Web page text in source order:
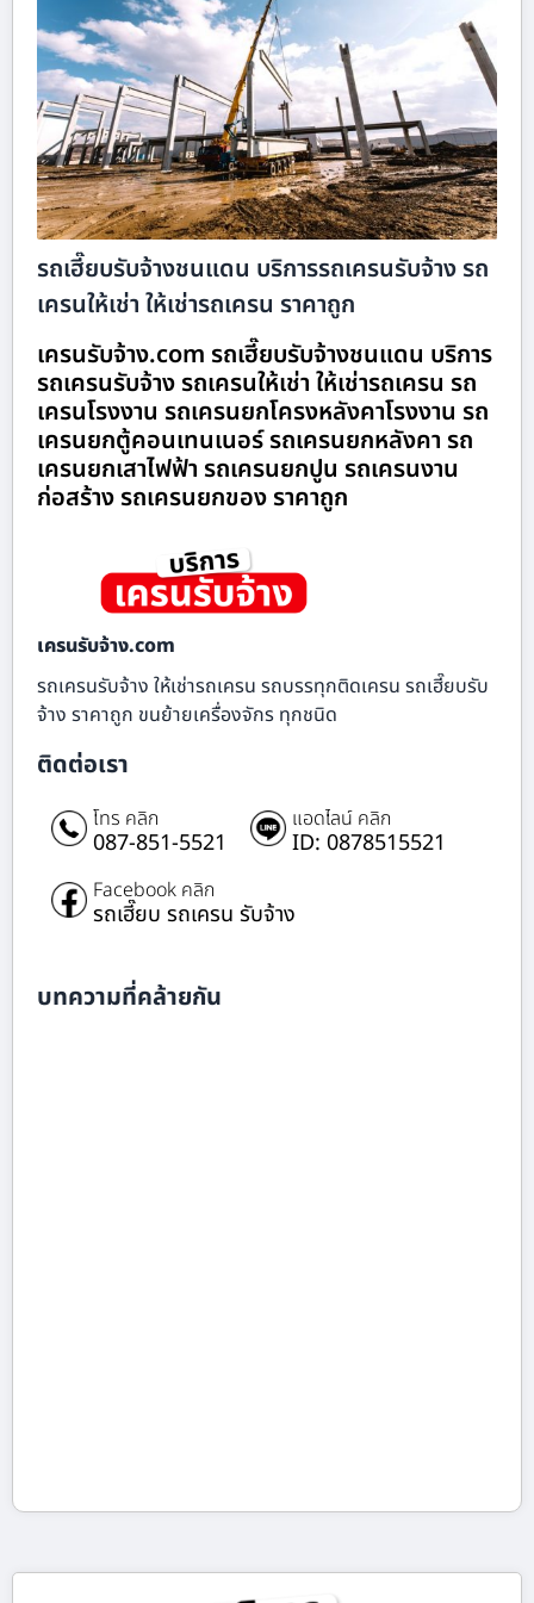
รถเฮี๊ยบรับจ้างชนแดน บริการรถเครนรับจ้าง รถ
เครนให้เช่า ให้เช่ารถเครน ราคาถูก
เครนรับจ้าง.com รถเฮี๊ยบรับจ้างชนแดน บริการ
รถเครนรับจ้าง รถเครนให้เช่า ให้เช่ารถเครน รถ
เครนโรงงาน รถเครนยกโครงหลังคาโรงงาน รถ
เครนยกตู้คอนเทนเนอร์ รถเครนยกหลังคา รถ
เครนยกเสาไฟฟ้า รถเครนยกปูน รถเครนงาน
ก่อสร้าง รถเครนยกของ ราคาถูก
เครนรับจ้าง.com
รถเครนรับจ้าง ให้เช่ารถเครน รถบรรทุกติดเครน รถเฮี๊ยบรับ
จ้าง ราคาถูก ขนย้ายเครื่องจักร ทุกชนิด
ติดต่อเรา
โทร คลิก
087-851-5521
แอดไลน์ คลิก
ID: 0878515521
Facebook คลิก
รถเฮี๊ยบ รถเครน รับจ้าง
บทความที่คล้ายกัน